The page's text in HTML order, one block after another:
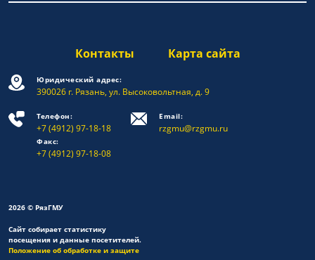
Контакты Карта сайта
Юридический адрес:
390026 г. Рязань, ул. Высоковольтная, д. 9
Телефон:
+7 (4912) 97-18-18
Факс:
+7 (4912) 97-18-08
Email:
rzgmu@rzgmu.ru
2026 © РязГМУ
Сайт собирает статистику
посещения и данные посетителей.
Положение об обработке и защите